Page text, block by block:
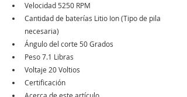
Velocidad 5250 RPM
Cantidad de baterías Litio Ion (Tipo de pila
necesaria)
Ángulo del corte 50 Grados
Peso 7.1 Libras
Voltaje 20 Voltios
Certificación